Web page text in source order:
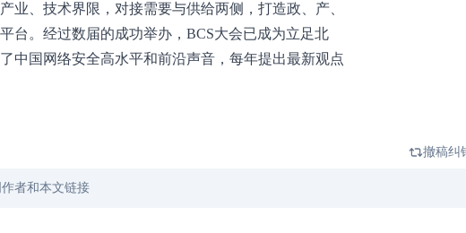
业、技术界限，对接需要与供给两侧，打造政、产、
台。经过数届的成功举办，BCS大会已成为立足北
中国网络安全高水平和前沿声音，每年提出最新观点
撤稿纠
者和本文链接